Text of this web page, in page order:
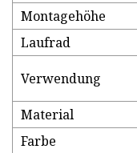
Montagehöhe
Laufrad
Verwendung
Material
Farbe